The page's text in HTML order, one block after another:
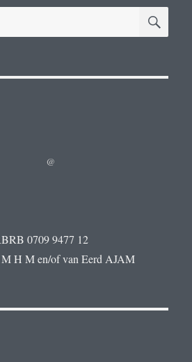
@
0709 9477 12
H M en/of van Eerd AJAM